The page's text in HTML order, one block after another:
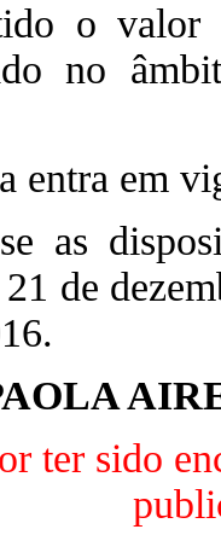
o valor
no
entra em
as
de
ter sido